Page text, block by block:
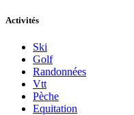
Activités
Ski
Golf
Randonnées
Vtt
Pèche
Equitation